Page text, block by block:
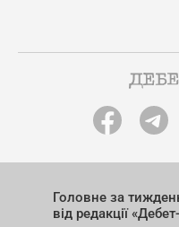
Головне за
від редакції